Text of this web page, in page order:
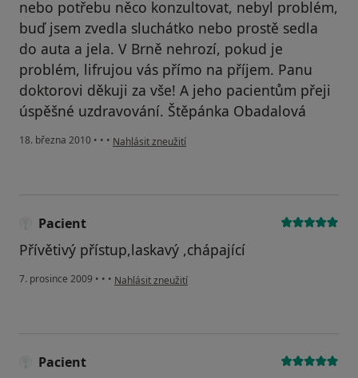
nebo potřebu něco konzultovat, nebyl problém,
buď jsem zvedla sluchátko nebo prostě sedla
do auta a jela. V Brně nehrozí, pokud je
problém, lifrujou vás přímo na příjem. Panu
doktorovi děkuji za vše! A jeho pacientům přeji
úspěšné uzdravování. Štěpánka Obadalová
18. března 2010 • • • podle názoru uživatele Pacient
Nahlásit zneužití
Pacient
Přívětivý přístup,laskavý ,chápající
7. prosince 2009 • • • podle názoru uživatele Pacient
Nahlásit zneužití
Pacient